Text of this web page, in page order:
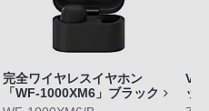
完全ワイヤレスイヤホン
「WF-1000XM6」ブラック
ッ